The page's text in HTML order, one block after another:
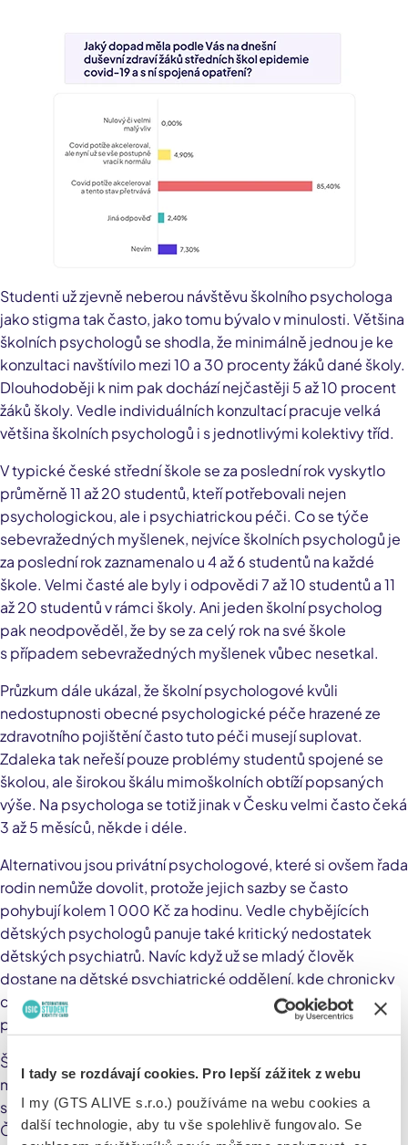
I tady se rozdávají cookies. Pro lepší zážitek z webu
I my (GTS ALIVE s.r.o.) používáme na webu cookies a
další technologie, aby tu vše spolehlivě fungovalo. Se
Studenti už zjevně neberou návštěvu školního psychologa
jako stigma tak často, jako tomu bývalo v minulosti. Většina
školních psychologů se shodla, že minimálně jednou je ke
konzultaci navštívilo mezi 10 a 30 procenty žáků dané školy.
Dlouhodoběji k nim pak dochází nejčastěji 5 až 10 procent
žáků školy. Vedle individuálních konzultací pracuje velká
většina školních psychologů i s jednotlivými kolektivy tříd.
V typické české střední škole se za poslední rok vyskytlo
průměrně 11 až 20 studentů, kteří potřebovali nejen
psychologickou, ale i psychiatrickou péči. Co se týče
sebevražedných myšlenek, nejvíce školních psychologů je
za poslední rok zaznamenalo u 4 až 6 studentů na každé
škole. Velmi časté ale byly i odpovědi 7 až 10 studentů a 11
až 20 studentů v rámci školy. Ani jeden školní psycholog
pak neodpověděl, že by se za celý rok na své škole
s případem sebevražedných myšlenek vůbec nesetkal.
Průzkum dále ukázal, že školní psychologové kvůli
nedostupnosti obecné psychologické péče hrazené ze
zdravotního pojištění často tuto péči musejí suplovat.
Zdaleka tak neřeší pouze problémy studentů spojené se
školou, ale širokou škálu mimoškolních obtíží popsaných
výše. Na psychologa se totiž jinak v Česku velmi často čeká
3 až 5 měsíců, někde i déle.
Alternativou jsou privátní psychologové, které si ovšem řada
rodin nemůže dovolit, protože jejich sazby se často
pohybují kolem 1 000 Kč za hodinu. Vedle chybějících
dětských psychologů panuje také kritický nedostatek
dětských psychiatrů. Navíc když už se mladý člověk
dostane na dětské psychiatrické oddělení, kde chronicky
chybí lůžka, tak po propuštění často absentuje navazující
psychologická podpora.
Školní psychologové v průzkumu zmiňovali, že řada
mladých lidí ztrácí smysl života, bojí se budoucnosti, utápí
se v pocitech marnosti a úzkostně-depresivních stavech.
Časté je užívání antidepresiv. Dosti negativní roli hraje